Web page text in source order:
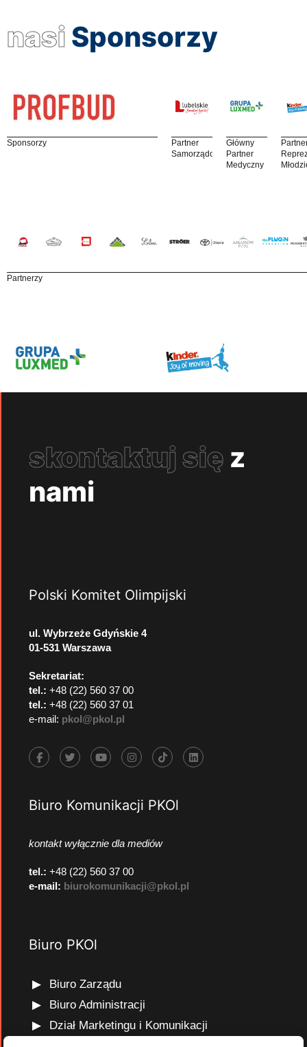
nasi Sponsorzy
Sponsorzy
Partner
Samorządowy
Główny
Partner
Medyczny
Partnerzy
skontaktuj się z
nami
Polski Komitet Olimpijski
ul. Wybrzeże Gdyńskie 4
01-531 Warszawa
Sekretariat:
tel.: +48 (22) 560 37 00
tel.: +48 (22) 560 37 01
e-mail: pkol@pkol.pl
Biuro Komunikacji PKOl
kontakt wyłącznie dla mediów
tel.: +48 (22) 560 37 00
e-mail: biurokomunikacji@pkol.pl
Biuro PKOl
Biuro Zarządu
Biuro Administracji
Dział Marketingu i Komunikacji